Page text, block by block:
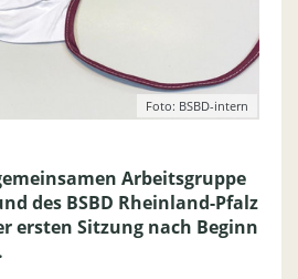
Foto: BSBD-intern
Arbeitsgruppe
des BSBD Rheinland-Pfalz
ersten Sitzung nach Beginn